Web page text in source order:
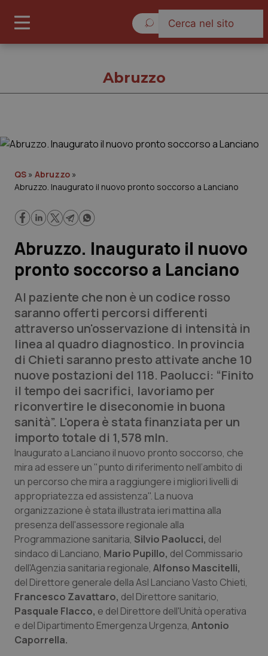
Cronache
Lavoro e Professioni
Scienza e Farmaci
Studi e Analisi
Lettere al direttore
Edizioni Regionali
QS Pro
Professionisti Sanitari.AI
Abruzzo
Basilicata
Calabria
Campania
Emilia-Romagna
Friuli Venezia Giulia
QS Pro Gold
Artrite & artrosi
Asma & BPCO
Car-T
Colesterolo & coronaropatie
Dermatite Atopica
QS Club Newsletter
Abruzzo
QS » Abruzzo »
Abruzzo. Inaugurato il nuovo pronto soccorso a Lanciano
Abruzzo. Inaugurato il nuovo
pronto soccorso a Lanciano
Al paziente che non è un codice rosso
saranno offerti percorsi differenti
attraverso un'osservazione di intensità in
linea al quadro diagnostico. In provincia
di Chieti saranno presto attivate anche 10
nuove postazioni del 118. Paolucci: “Finito
il tempo dei sacrifici, lavoriamo per
riconvertire le diseconomie in buona
sanità”. L'opera è stata finanziata per un
importo totale di 1,578 mln.
Inaugurato a Lanciano il nuovo pronto soccorso, che
mira ad essere un "punto di riferimento nell’ambito di
un percorso che mira a raggiungere i migliori livelli di
appropriatezza ed assistenza". La nuova
organizzazione è stata illustrata ieri mattina alla
presenza dell'assessore regionale alla
Programmazione sanitaria, Silvio Paolucci, del
sindaco di Lanciano, Mario Pupillo, del Commissario
dell'Agenzia sanitaria regionale, Alfonso Mascitelli,
del Direttore generale della Asl Lanciano Vasto Chieti,
Francesco Zavattaro, del Direttore sanitario,
Pasquale Flacco, e del Direttore dell'Unità operativa
e del Dipartimento Emergenza Urgenza, Antonio
Caporrella.